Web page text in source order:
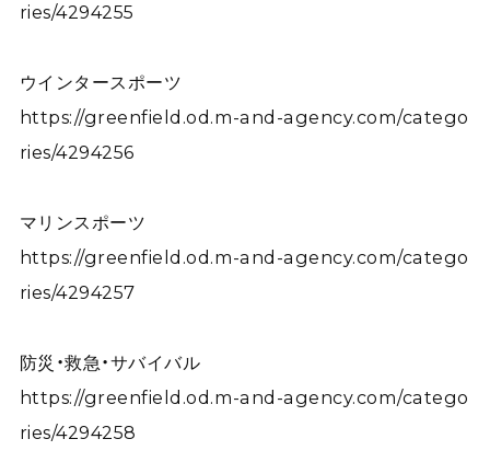
ries/4294255
ウインタースポーツ
https://greenfield.od.m-and-agency.com/catego
ries/4294256
マリンスポーツ
https://greenfield.od.m-and-agency.com/catego
ries/4294257
防災・救急・サバイバル
https://greenfield.od.m-and-agency.com/catego
ries/4294258